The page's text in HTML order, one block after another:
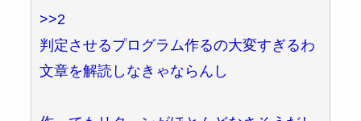
>>2
判定させるプログラム作るの大変すぎるわ
文章を解読しなきゃならんし